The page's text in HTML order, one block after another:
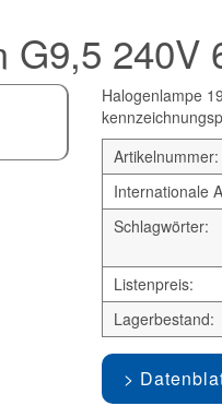
240V
Halogenlampe
Artikelnummer:
Internationale
Schlagwörter:
Listenpreis:
Lagerbestand: